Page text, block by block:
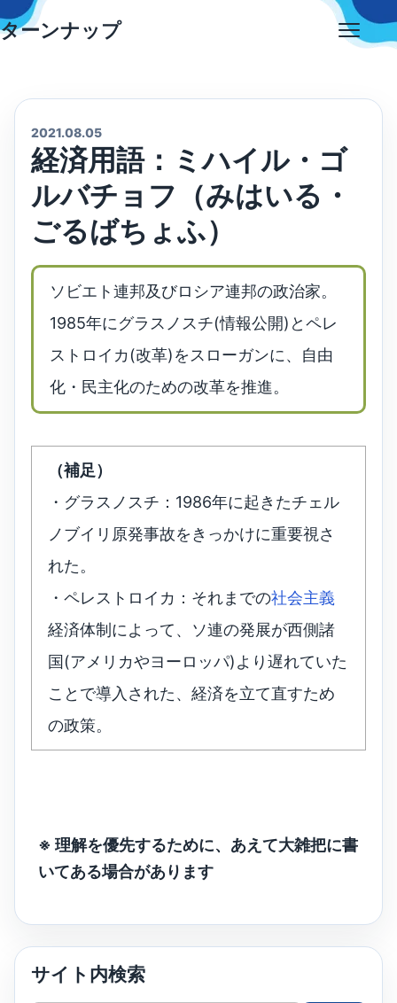
Skip
to
ターンナップ
2021.08.05
経済用語：ミハイル・ゴ
ルバチョフ（みはいる・
ごるばちょふ）
ソビエト連邦及びロシア連邦の政治家。
1985年にグラスノスチ(情報公開)とペレ
ストロイカ(改革)をスローガンに、自由
化・民主化のための改革を推進。
（補足）
・グラスノスチ：1986年に起きたチェル
ノブイリ原発事故をきっかけに重要視さ
れた。
・ペレストロイカ：それまでの社会主義
経済体制によって、ソ連の発展が西側諸
国(アメリカやヨーロッパ)より遅れていた
ことで導入された、経済を立て直すため
の政策。
※ 理解を優先するために、あえて大雑把に書
いてある場合があります
サイト内検索